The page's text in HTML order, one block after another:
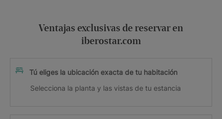
Ventajas exclusivas de reservar en
iberostar.com
Tú eliges la ubicación exacta de tu habitación
Selecciona la planta y las vistas de tu estancia